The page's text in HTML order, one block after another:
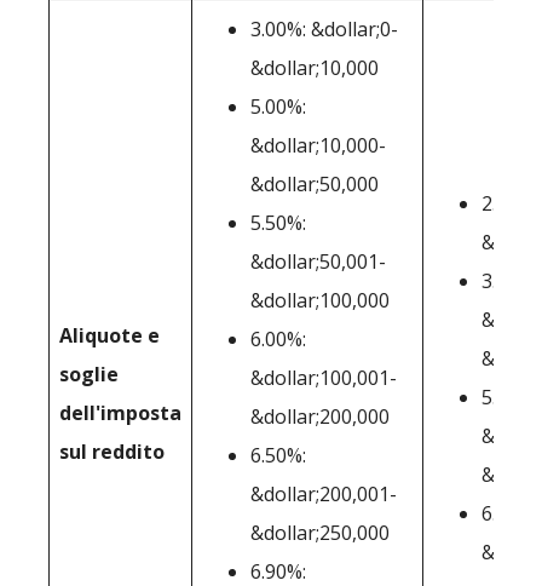
Aliquote e
soglie
dell'imposta
sul reddito
3.00%: &dollar;0-
&dollar;10,000
5.00%:
&dollar;10,000-
&dollar;50,000
5.50%:
&dollar;50,001-
&dollar;100,000
6.00%:
&dollar;100,001-
&dollar;200,000
6.50%:
&dollar;200,001-
&dollar;250,000
6.90%:
3.51%:
5.01%:
6.84%: